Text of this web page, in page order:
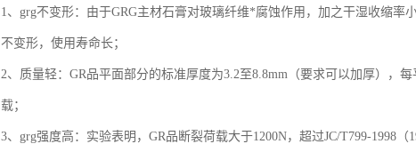
1、grg不变形：由于GRG主材石膏对玻璃纤维*腐蚀作用，加之干湿收缩率
不变形，使用寿命长；
2、质量轻：GR品平面部分的标准厚度为3.2至8.8mm（要求可以加厚），
载；
3、grg强度高：实验表明，GR品断裂荷载大于1200N，超过JC/T799-1998